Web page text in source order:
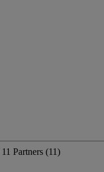
11 Partners (11)